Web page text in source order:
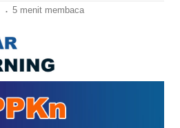
. 5 menit membaca